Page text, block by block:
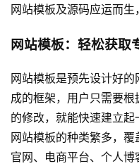
网站模板及源码应运而生
网站模板：轻松获取
网站模板是预先设计好
成的框架，用户只需要
的修改，就能快速建立起
网站模板的种类繁多，
官网、电商平台、个人博